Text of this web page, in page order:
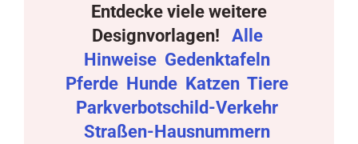
Entdecke viele weitere
Designvorlagen!
Alle
Hinweise Gedenktafeln
Pferde Hunde Katzen Tiere
Parkverbotschild-Verkehr
Straßen-Hausnummern